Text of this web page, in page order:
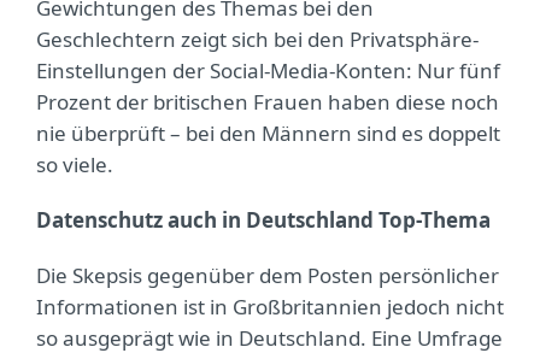
Gewichtungen des Themas bei den
Geschlechtern zeigt sich bei den Privatsphäre-
Einstellungen der Social-Media-Konten: Nur fünf
Prozent der britischen Frauen haben diese noch
nie überprüft – bei den Männern sind es doppelt
so viele.
Datenschutz auch in Deutschland Top-Thema
Die Skepsis gegenüber dem Posten persönlicher
Informationen ist in Großbritannien jedoch nicht
so ausgeprägt wie in Deutschland. Eine Umfrage